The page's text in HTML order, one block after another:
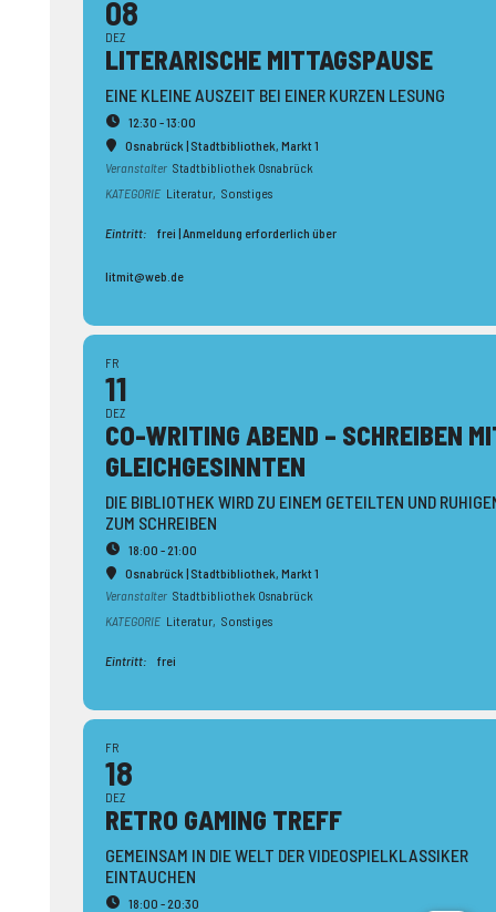
08
DEZ
LITERA­RISCHE MITTAGS­PAUSE
EINE KLEINE AUSZEIT BEI EINER KURZEN LESUNG
12:30 - 13:00
Osnabrück | Stadtbibliothek, Markt 1
Veranstalter Stadtbibliothek Osnabrück
KATEGORIE Literatur, Sonstiges
Eintritt: frei | Anmeldung erforderlich über
litmit@web.de
FR
11
DEZ
CO-WRITING ABEND – SCHREIBEN
GLEICH­GESINNTEN
DIE BIBLIOTHEK WIRD ZU EINEM GETEILTEN UND
ZUM SCHREIBEN
18:00 - 21:00
Osnabrück | Stadtbibliothek, Markt 1
Veranstalter Stadtbibliothek Osnabrück
KATEGORIE Literatur, Sonstiges
Eintritt: frei
FR
18
DEZ
RETRO GAMING TREFF
GEMEINSAM IN DIE WELT DER VIDEOSPIELKLASSIKER
EINTAUCHEN
18:00 - 20:30